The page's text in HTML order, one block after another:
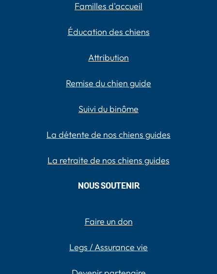
Familles d'accueil
Éducation des chiens
Attribution
Remise du chien guide
Suivi du binôme
La détente de nos chiens guides
La retraite de nos chiens guides
NOUS SOUTENIR
Faire un don
Legs / Assurance vie